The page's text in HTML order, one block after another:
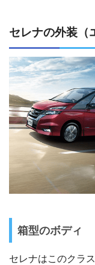
セレナの外装（
箱型のボディ
セレナはこのクラ